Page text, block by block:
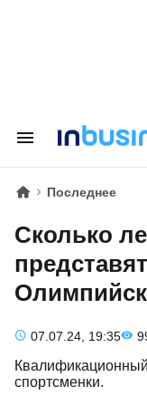
Последнее
Сколько
07.07.24, 19:35
спортсменки.